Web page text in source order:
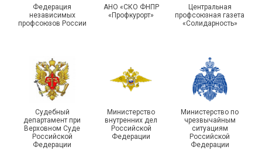
Московской городской
организации Профсоюза
туризма прошли в Омской
области
Чествование ветеранов
боевых действий
Подписано соглашение с
Федерация
независимых
профсоюзов России
АНО «СКО ФНПР
«Профкурорт»
Центральная
профсоюзная газета
«Солидарность»
Судебный
департамент при
Верховном Суде
Российской
Федерации
Министерство
внутренних дел
Российской
Федерации
Министерство по
чрезвычайным
ситуациям
Российской
Федерации